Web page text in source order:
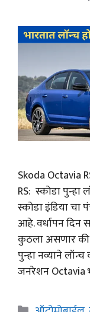
Skoda Octavia
RS: स्कोडा पुन्हा
स्कोडा इंडिया चा
आहे. वर्धापन दिन
कुठला असणार की
पुन्हा नव्याने लॉन्च
जनरेशन Octavia
Categories